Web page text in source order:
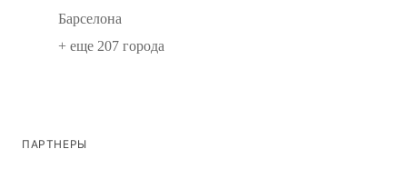
Барселона
+ еще 207 города
ПАРТНЕРЫ